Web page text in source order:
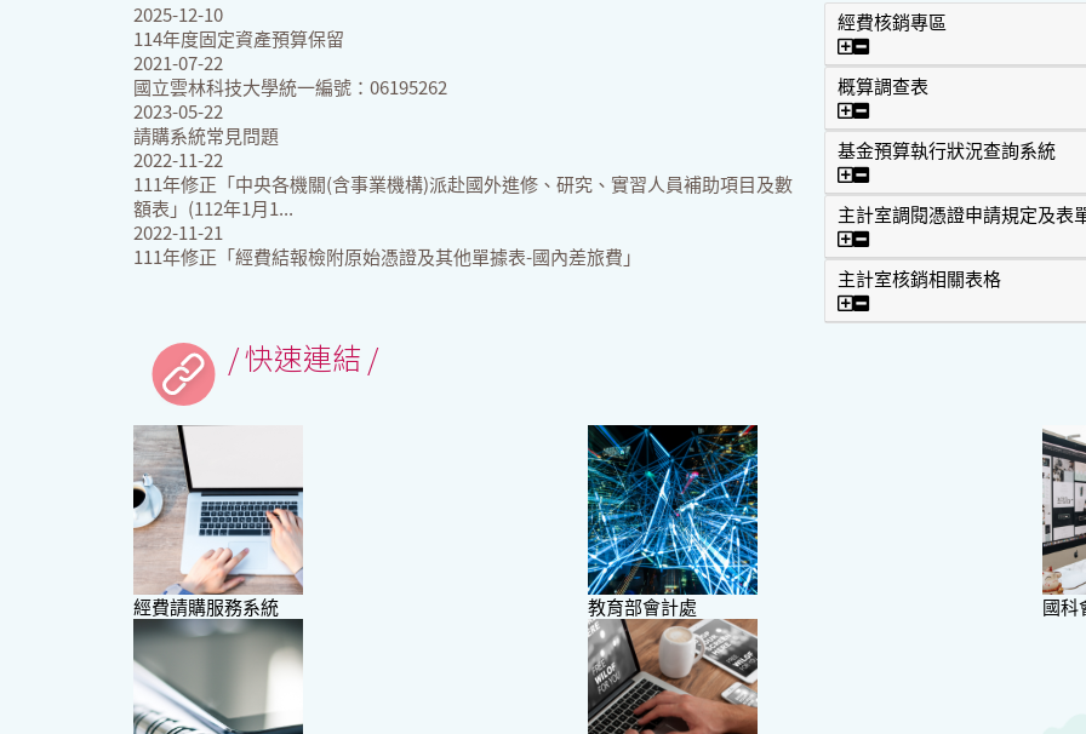
2025-12-10
114年度固定資產預算保留
2021-07-22
國立雲林科技大學統一編號：06195262
2023-05-22
請購系統常見問題
2022-11-22
111年修正「中央各機關(含事業機構)派赴國外進修、研究、實習人員補助項目及數
額表」(112年1月1...
2022-11-21
111年修正「經費結報檢附原始憑證及其他單據表-國內差旅費」
經費核銷專區
經費核銷專區
概算調查表
概算調查表
基金預算執行狀況查詢系統
基金預算執行狀況查詢系統
主計室調閱憑證申請規定及表
主計室調閱憑證申請規定
主計室核銷相關表格
主計室核銷相關表格
/ 快速連結 /
經費請購服務系統 教育部會計處 國科